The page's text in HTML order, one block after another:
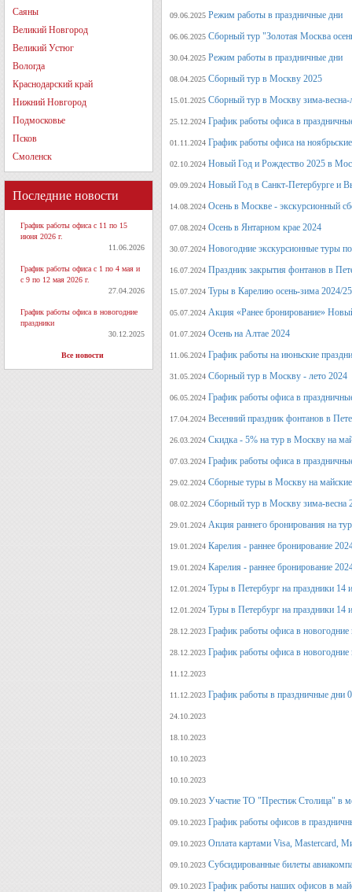
Саяны
Великий Новгород
Великий Устюг
Вологда
Краснодарский край
Нижний Новгород
Подмосковье
Псков
Смоленск
Последние новости
График работы офиса с 11 по 15
июня 2026 г.
11.06.2026
График работы офиса с 1 по 4 мая и
с 9 по 12 мая 2026 г.
27.04.2026
График работы офиса в новогодние
праздники
30.12.2025
Все новости
09.06.2025 Режим работы в праздничные дни
06.06.2025 Сборный тур "Золотая Москва
30.04.2025 Режим работы в праздничные дни
08.04.2025 Сборный тур в Москву 2025
15.01.2025 Сборный тур в Москву зима-весна-
25.12.2024 График работы офиса в
01.11.2024 График работы офиса на
02.10.2024 Новый Год и Рождество 2025 в
09.09.2024 Новый Год в Санкт-Петербурге и
14.08.2024 Осень в Москве - экскурсионный
07.08.2024 Осень в Янтарном крае 2024
30.07.2024 Новогодние экскурсионные туры
16.07.2024 Праздник закрытия фонтанов в
15.07.2024 Туры в Карелию осень-зима 2024/25
05.07.2024 Акция «Ранее бронирование»
01.07.2024 Осень на Алтае 2024
11.06.2024 График работы на июньские
31.05.2024 Сборный тур в Москву - лето 2024
06.05.2024 График работы офиса в
17.04.2024 Весенний праздник фонтанов в
26.03.2024 Скидка - 5% на тур в Москву на
07.03.2024 График работы офиса в
29.02.2024 Сборные туры в Москву на
08.02.2024 Сборный тур в Москву зима-весна
29.01.2024 Акция раннего бронирования на
19.01.2024 Карелия - раннее бронирование
19.01.2024 Карелия - раннее бронирование
12.01.2024 Туры в Петербург на праздники 14
12.01.2024 Туры в Петербург на праздники 14
28.12.2023 График работы офиса в новогодние
28.12.2023 График работы офиса в новогодние
11.12.2023
11.12.2023 График работы в праздничные дни
24.10.2023
18.10.2023
10.10.2023
10.10.2023
09.10.2023 Участие ТО "Престиж Столица" в
09.10.2023 График работы офисов в
09.10.2023 Оплата картами Visa, Mastercard,
09.10.2023 Субсидированные билеты
09.10.2023 График работы наших офисов в